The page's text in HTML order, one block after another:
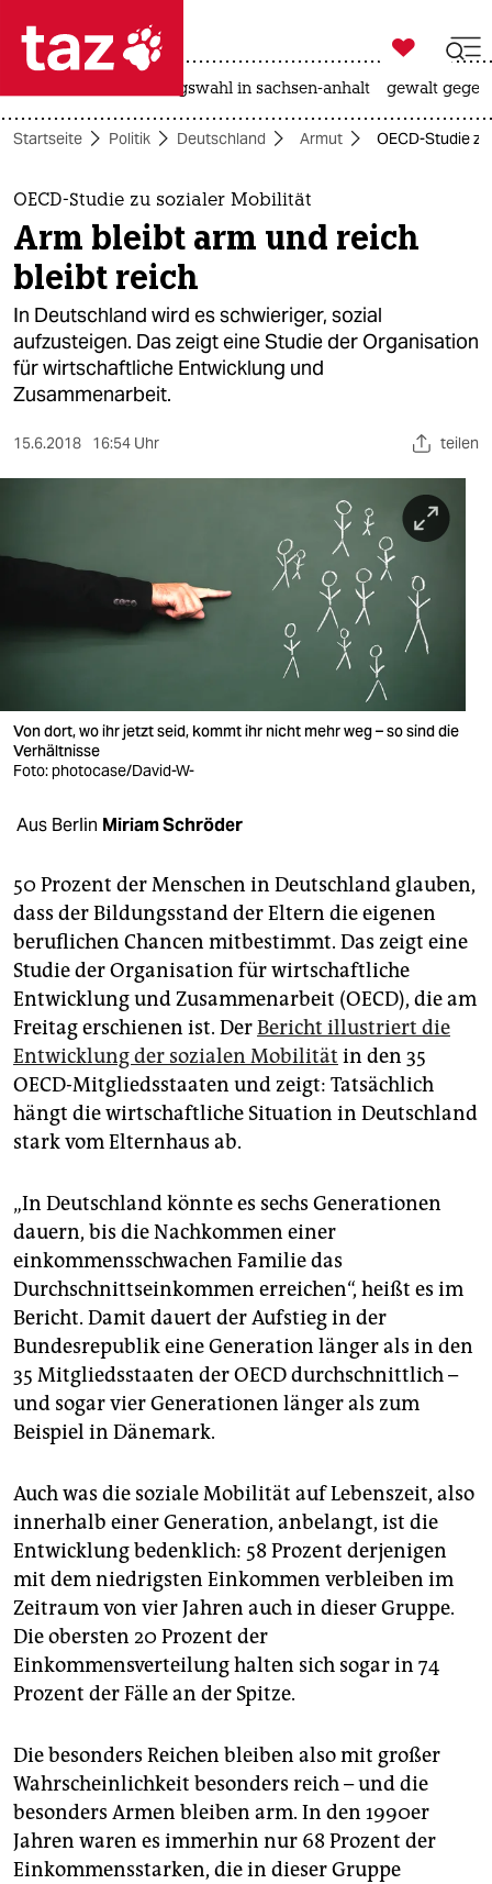
 taz zahl ich
taz zahl ich
themen
politik
öko
gesellschaft
kultur
sport
verlag
veranstaltungen
shop
fragen & hilfe
abo
genossenschaft
epaper login

taz zahl ich
landtagswahl in sachsen-anhalt gewalt
Startseite Politik Deutschland Armut OECD-Studie
OECD-Studie zu sozialer Mobilität
Arm bleibt arm und reich
bleibt reich
In Deutschland wird es schwieriger, sozial
aufzusteigen. Das zeigt eine Studie der Organisation
für wirtschaftliche Entwicklung und
Zusammenarbeit.
15.6.2018 16:54 Uhr teilen
Von dort, wo ihr jetzt seid, kommt ihr nicht mehr weg – so sind die
Verhältnisse
Foto: photocase/David-W-
Aus Berlin Miriam Schröder
50 Prozent der Menschen in Deutschland glauben,
dass der Bildungsstand der Eltern die eigenen
beruflichen Chancen mitbestimmt. Das zeigt eine
Studie der Organisation für wirtschaftliche
Entwicklung und Zusammenarbeit (OECD), die am
Freitag erschienen ist. DerBericht illustriert die
Entwicklung der sozialen Mobilität in den 35
OECD-Mitgliedsstaaten und zeigt: Tatsächlich
hängt die wirtschaftliche Situation in Deutschland
stark vom Elternhaus ab.
„In Deutschland könnte es sechs Generationen
dauern, bis die Nachkommen einer
einkommensschwachen Familie das
Durchschnittseinkommen erreichen“, heißt es im
Bericht. Damit dauert der Aufstieg in der
Bundesrepublik eine Generation länger als in den
35 Mitgliedsstaaten der OECD durchschnittlich –
und sogar vier Generationen länger als zum
Beispiel in Dänemark.
Auch was die soziale Mobilität auf Lebenszeit, also
innerhalb einer Generation, anbelangt, ist die
Entwicklung bedenklich: 58 Prozent derjenigen
mit dem niedrigsten Einkommen verbleiben im
Zeitraum von vier Jahren auch in dieser Gruppe.
Die obersten 20 Prozent der
Einkommensverteilung halten sich sogar in 74
Prozent der Fälle an der Spitze.
Die besonders Reichen bleiben also mit großer
Wahrscheinlichkeit besonders reich – und die
besonders Armen bleiben arm. In den 1990er
Jahren waren es immerhin nur 68 Prozent der
Einkommensstarken, die in dieser Gruppe